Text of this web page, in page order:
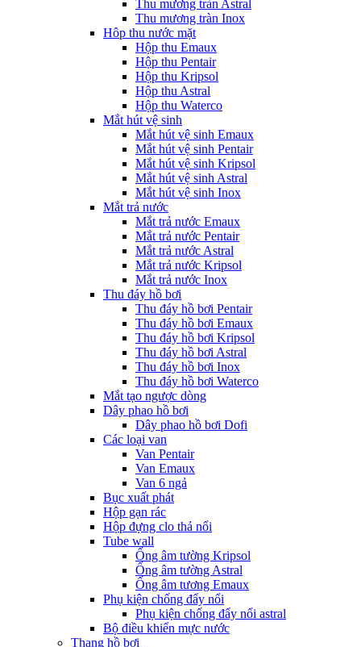
Thu mương tràn Astral
Thu mương tràn Inox
Hôp thu nước mặt
Hộp thu Emaux
Hộp thu Pentair
Hộp thu Kripsol
Hộp thu Astral
Hộp thu Waterco
Mắt hút vệ sinh
Mắt hút vệ sinh Emaux
Mắt hút vệ sinh Pentair
Mắt hút vệ sinh Kripsol
Mắt hút vệ sinh Astral
Mắt hút vệ sinh Inox
Mắt trả nước
Mắt trả nước Emaux
Mắt trả nước Pentair
Mắt trả nước Astral
Mắt trả nước Kripsol
Mắt trả nước Inox
Thu đáy hồ bơi
Thu đáy hồ bơi Pentair
Thu đáy hồ bơi Emaux
Thu đáy hồ bơi Kripsol
Thu đáy hồ bơi Astral
Thu đáy hồ bơi Inox
Thu đáy hồ bơi Waterco
Mắt tạo ngược dòng
Dây phao hồ bơi
Dây phao hồ bơi Dofi
Các loại van
Van Pentair
Van Emaux
Van 6 ngả
Bục xuất phát
Hộp gạn rác
Hộp đựng clo thả nổi
Tube wall
Ống âm tường Kripsol
Ống âm tường Astral
Ống âm tương Emaux
Phụ kiện chống đẩy nổi
Phụ kiện chống đẩy nổi astral
Bộ điều khiển mực nước
Thang hồ bơi